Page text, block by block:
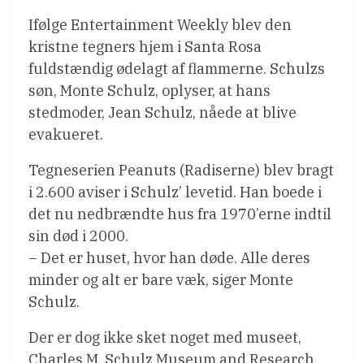
Ifølge Entertainment Weekly blev den
kristne tegners hjem i Santa Rosa
fuldstændig ødelagt af flammerne. Schulzs
søn, Monte Schulz, oplyser, at hans
stedmoder, Jean Schulz, nåede at blive
evakueret.
Tegneserien Peanuts (Radiserne) blev bragt
i 2.600 aviser i Schulz’ levetid. Han boede i
det nu nedbrændte hus fra 1970’erne indtil
sin død i 2000.
– Det er huset, hvor han døde. Alle deres
minder og alt er bare væk, siger Monte
Schulz.
Der er dog ikke sket noget med museet,